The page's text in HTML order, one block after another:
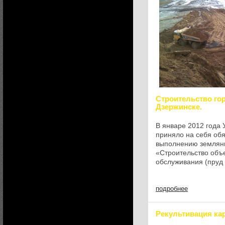
Строительство
Дзержинске.
В январе 2012
приняло на себя
выполнению
«Строительство
обслуживания
подробнее
Рекультивация